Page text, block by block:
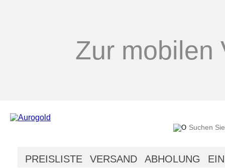
Zur mobilen
PREISLISTE VERSAND ABHOLUNG